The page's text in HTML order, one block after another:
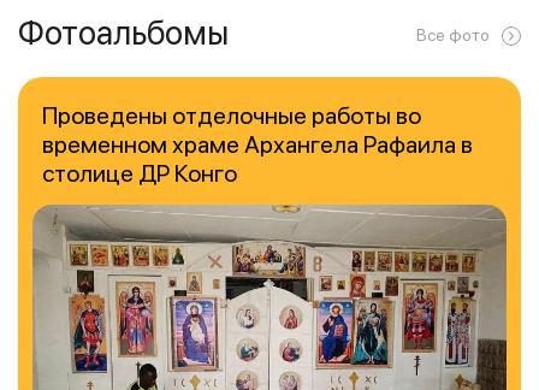
Фотоальбомы Все фото
Проведены отделочные работы во
временном храме Архангела Рафаила в
столице ДР Конго